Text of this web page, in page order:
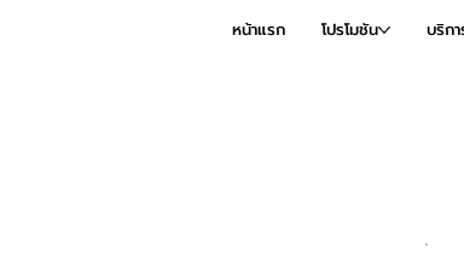
หน้าแรก โปรโมชัน บริกา